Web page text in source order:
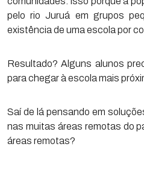
pelo rio Juruá em grupos
existência de uma escola por
Resultado? Alguns alunos
para chegar à escola mais
Saí de lá pensando em
nas muitas áreas remotas do
áreas remotas?